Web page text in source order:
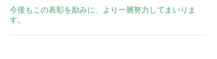
今後もこの表彰を励みに、より一層努力してまいりま
す。